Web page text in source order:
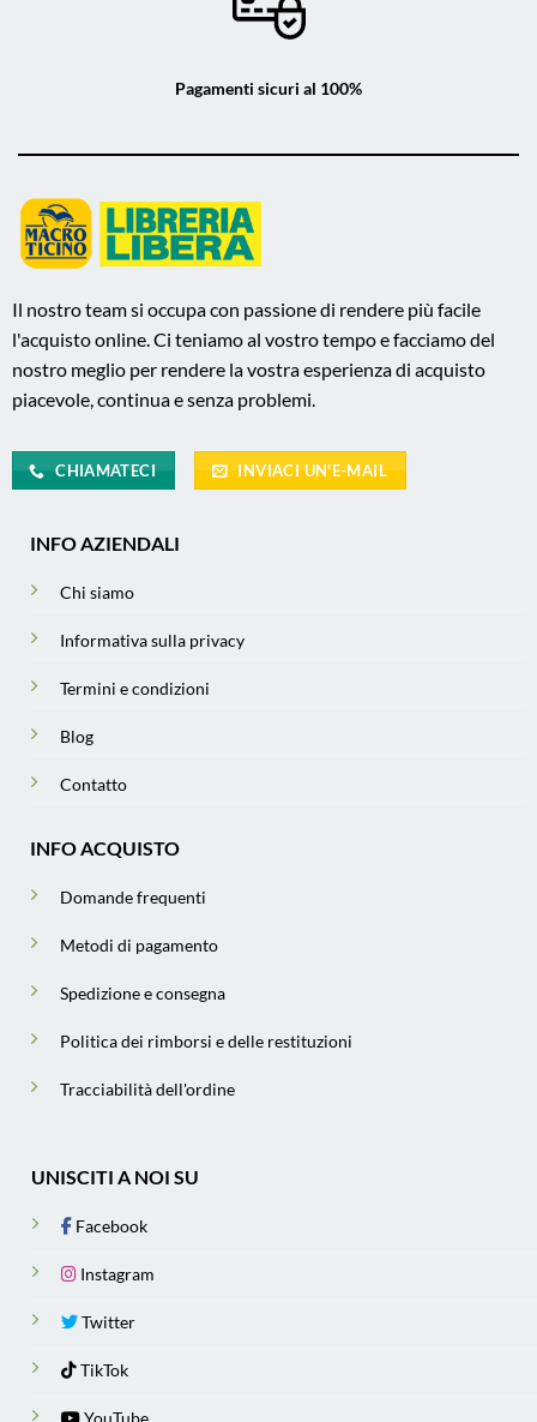
Pagamenti sicuri al 100%
Il nostro team si occupa con passione di rendere più facile
l'acquisto online. Ci teniamo al vostro tempo e facciamo del
nostro meglio per rendere la vostra esperienza di acquisto
piacevole, continua e senza problemi.
CHIAMATECI INVIACI UN'E-MAIL
INFO AZIENDALI
Chi siamo
Informativa sulla privacy
Termini e condizioni
Blog
Contatto
INFO ACQUISTO
Domande frequenti
Metodi di pagamento
Spedizione e consegna
Politica dei rimborsi e delle restituzioni
Tracciabilità dell'ordine
UNISCITI A NOI SU
Facebook
Instagram
Twitter
TikTok
YouTube